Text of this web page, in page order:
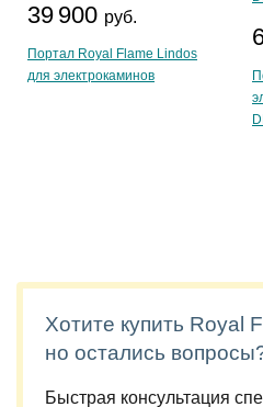
39 900 руб.
Портал Royal Flame Lindos
для электрокаминов
Хотите купить Royal
но остались
Быстрая консультация